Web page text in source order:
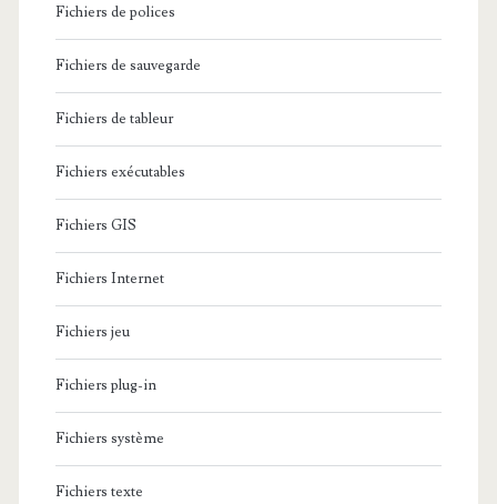
Fichiers de polices
Fichiers de sauvegarde
Fichiers de tableur
Fichiers exécutables
Fichiers GIS
Fichiers Internet
Fichiers jeu
Fichiers plug-in
Fichiers système
Fichiers texte